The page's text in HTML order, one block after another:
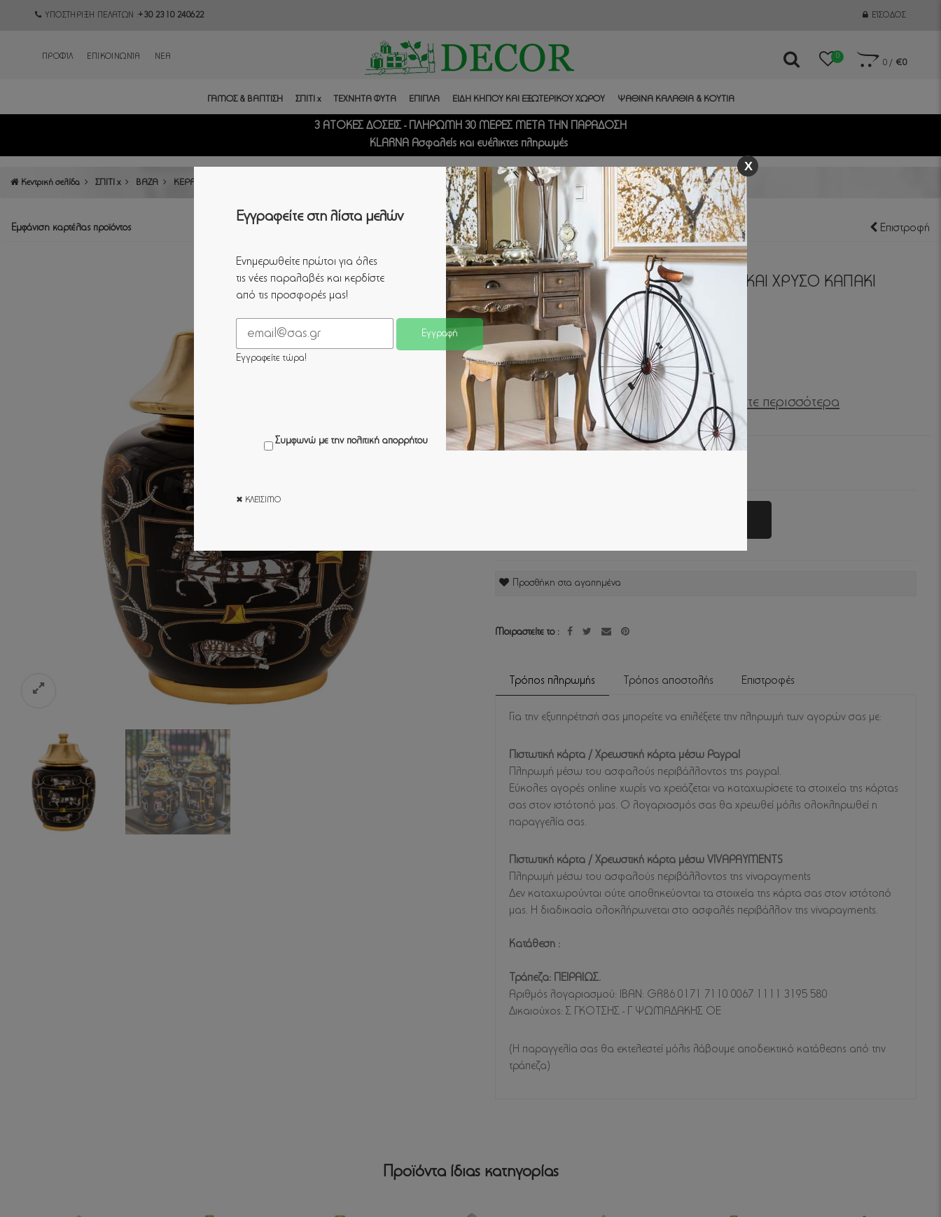
X
Εγγραφείτε στη λίστα μελών
Ενημερωθείτε πρώτοι για όλες
τις νέες παραλαβές και κερδίστε
από τις προσφορές μας!
Εγγραφή
Εγγραφείτε τώρα!
Συμφωνώ με την πολιτική απορρήτου
✖ ΚΛΕΊΣΙΜΟ
ΥΠΟΣΤΗΡΙΞΗ ΠΕΛΑΤΩΝ :+30 2310 240622 ΕΊΣΟΔΟΣ
ΠΡΟΦΊΛ ΕΠΙΚΟΙΝΩΝΊΑ ΝΕΑ 0
0/ €0
ΓΑΜΟΣ & ΒΑΠΤΙΣΗ ΣΠΙΤΙ x ΤΕΧΝΗΤΑ ΦΥΤΑ ΕΠΙΠΛΑ ΕΙΔΗ ΚΗΠΟΥ ΚΑΙ ΕΞΩΤΕΡΙΚΟΥ ΧΩΡΟΥ ΨΑΘΙΝΑ ΚΑΛΑΘΙΑ & ΚΟΥΤΙΑ
3 ΑΤΟΚΕΣ ΔΟΣΕΙΣ - ΠΛΗΡΩΜΗ 30 ΜΕΡΕΣ ΜΕΤΑ ΤΗΝ ΠΑΡΑΔΟΣΗ
KLARNA Ασφαλείς και ευέλικτες πληρωμές
Κεντρική σελίδα ΣΠΙΤΙ x ΒΑΖΑ ΚΕΡΑΜΙΚΑ ΜΕ ΚΑΠΑΚΙ ΜΑΥΡΟ ΚΕΡΑΜΙΚΟ ΒΑΖΟ ΜΕ ΣΧΕΔΙΑ ΚΑΙ ΧΡΥΣΟ ΚΑΠΑΚΙ Φ18Χ26,5ΕΚ
Εμφάνιση καρτέλας προϊόντος Επιστροφή
ΜΑΥΡΟ ΚΕΡΑΜΙΚΟ ΒΑΖΟ ΜΕ ΣΧΕΔΙΑ ΚΑΙ ΧΡΥΣΟ ΚΑΠΑΚΙ
Φ18Χ26,5ΕΚ
Κωδικός :88136
Κατηγορία :ΣΠΙΤΙ x/ΒΑΖΑ/ΚΕΡΑΜΙΚΑ ΜΕ ΚΑΠΑΚΙ
19,00 €
ή 3 άτοκες δόσεις των6,33€ με Μάθετε περισσότερα
Προσθήκη στα αγαπημένα
Μοιραστείτε το :
Τρόπος πληρωμής Τρόπος αποστολής Επιστροφές
Για την εξυπηρέτησή σας μπορείτε να επιλέξετε την πληρωμή των αγορών σας με:
Πιστωτική κάρτα / Χρεωστική κάρτα μέσω Paypal
Πληρωμή μέσω του ασφαλούς περιβάλλοντος της paypal.
Εύκολες αγορές online χωρίς να χρειάζεται να καταχωρίσετε τα στοιχεία της κάρτας
σας στον ιστότοπό μας. Ο λογαριασμός σας θα χρεωθεί μόλις ολοκληρωθεί η
παραγγελία σας.
Πιστωτική κάρτα / Χρεωστική κάρτα μέσω VIVAPAYMENTS
Πληρωμή μέσω του ασφαλούς περιβάλλοντος της vivapayments
Δεν καταχωρούνται ούτε αποθηκεύονται τα στοιχεία της κάρτα σας στον ιστότοπό
μας. Η διαδικασία ολοκλήρωνεται στο ασφαλές περιβάλλον της vivapayments.
Κατάθεση :
Τράπεζα: ΠΕΙΡΑΙΩΣ.
Αριθμός λογαριασμού: IBAN: GR86 0171 7110 0067 1111 3195 580
Δικαιούχος: Σ ΓΚΟΤΣΗΣ - Γ ΨΩΜΑΔΑΚΗΣ ΟΕ
(Η παραγγελία σας θα εκτελεστεί μόλις λάβουμε αποδεικτικό κατάθεσης από την
τράπεζα)
Προϊόντα ίδιας κατηγορίας